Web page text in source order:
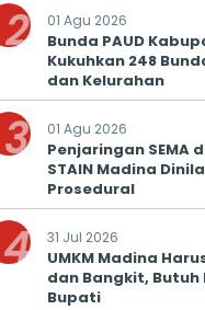
2 01 Agu 2026
Bunda PAUD
Kukuhkan 248
dan Kelurahan
3 01 Agu 2026
Penjaringan SEMA
STAIN Madina
Prosedural
4 31 Jul 2026
UMKM Madina
dan Bangkit, Butuh
Bupati